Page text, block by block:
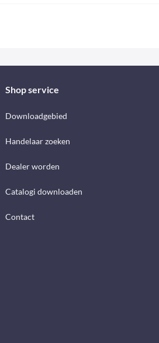
Shop service
Downloadgebied
Handelaar zoeken
Dealer worden
Catalogi downloaden
Contact